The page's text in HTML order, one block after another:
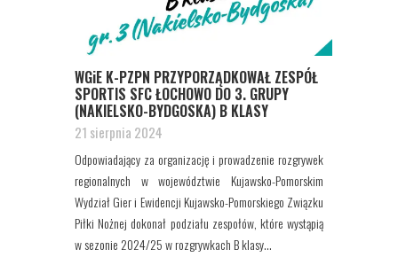
WGiE K-PZPN PRZYPORZĄDKOWAŁ ZESPÓŁ
SPORTIS SFC ŁOCHOWO DO 3. GRUPY
(NAKIELSKO-BYDGOSKA) B KLASY
21 sierpnia 2024
Odpowiadający za organizację i prowadzenie rozgrywek
regionalnych w województwie Kujawsko-Pomorskim
Wydział Gier i Ewidencji Kujawsko-Pomorskiego Związku
Piłki Nożnej dokonał podziału zespołów, które wystąpią
w sezonie 2024/25 w rozgrywkach B klasy...